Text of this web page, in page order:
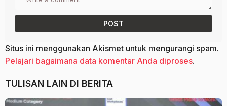
Situs ini menggunakan Akismet untuk mengurangi spam.
Pelajari bagaimana data komentar Anda diproses.
TULISAN LAIN DI BERITA